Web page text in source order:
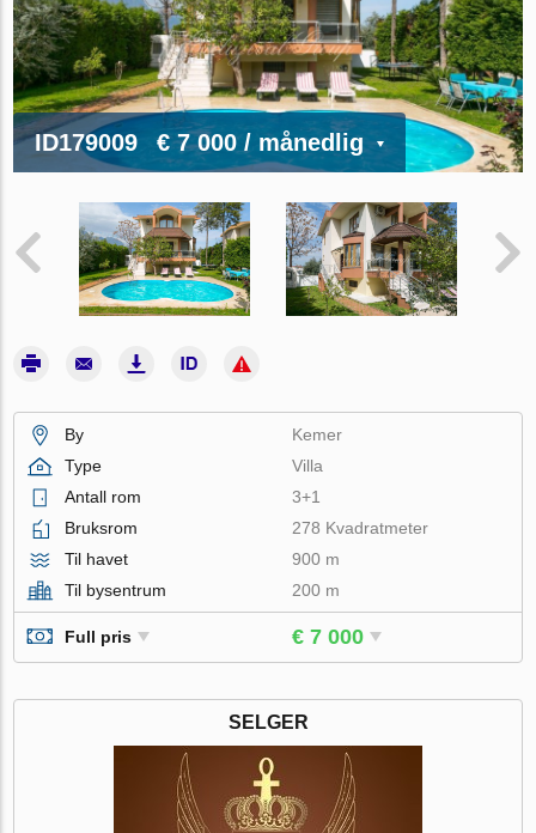
ID179009 € 7 000/ månedlig
By
Kemer
Type
Villa
Antall rom
3+1
Bruksrom
278 Kvadratmeter
Til havet
900 m
Til bysentrum
200 m
Full pris € 7 000
SELGER